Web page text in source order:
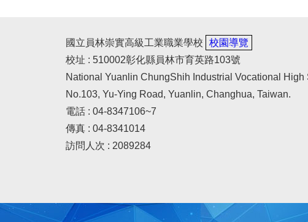
國立員林崇實高級工業職業學校
校園導覽
校址 : 510002彰化縣員林市育英路103號
National Yuanlin ChungShih Industrial Vocational High
No.103, Yu-Ying Road, Yuanlin, Changhua, Taiwan.
電話 : 04-8347106~7
傳真 : 04-8341014
訪問人次 : 2089284